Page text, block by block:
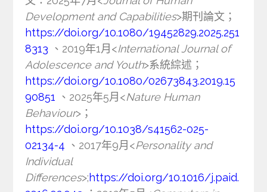
Development and Capabilities>期刊論文；
https://doi.org/10.1080/19452829.2025.251
8313
、2019年1月<International Journal of
Adolescence and Youth>系統綜述；
https://doi.org/10.1080/02673843.2019.15
90851
、2025年5月<Nature Human
Behaviour>；
https://doi.org/10.1038/s41562-025-
02134-4
、2017年9月<Personality and
Individual
Differences>;https://doi.org/10.1016/j.paid.